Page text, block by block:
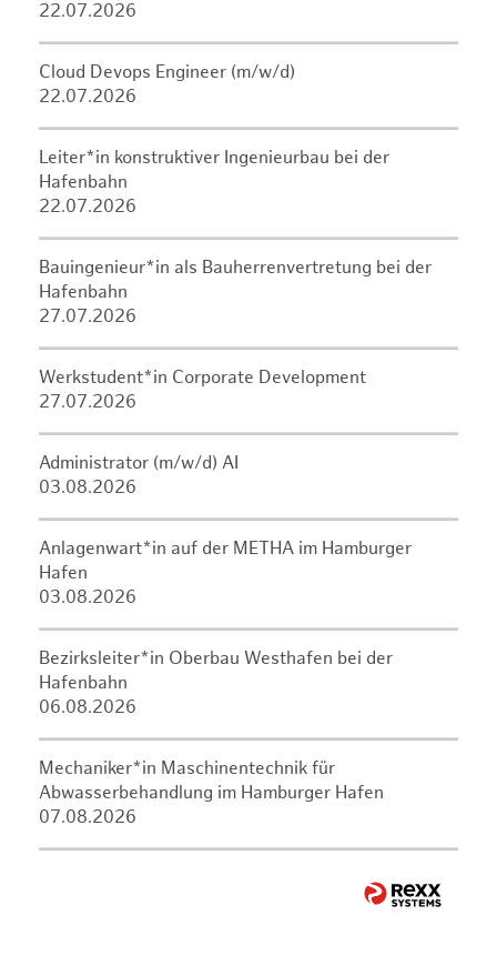
22.07.2026
Cloud Devops Engineer (m/w/d)
22.07.2026
Leiter*in konstruktiver Ingenieurbau bei der
Hafenbahn
22.07.2026
Bauingenieur*in als Bauherrenvertretung bei der
Hafenbahn
27.07.2026
Werkstudent*in Corporate Development
27.07.2026
Administrator (m/w/d) AI
03.08.2026
Anlagenwart*in auf der METHA im Hamburger
Hafen
03.08.2026
Bezirksleiter*in Oberbau Westhafen bei der
Hafenbahn
06.08.2026
Mechaniker*in Maschinentechnik für
Abwasserbehandlung im Hamburger Hafen
07.08.2026